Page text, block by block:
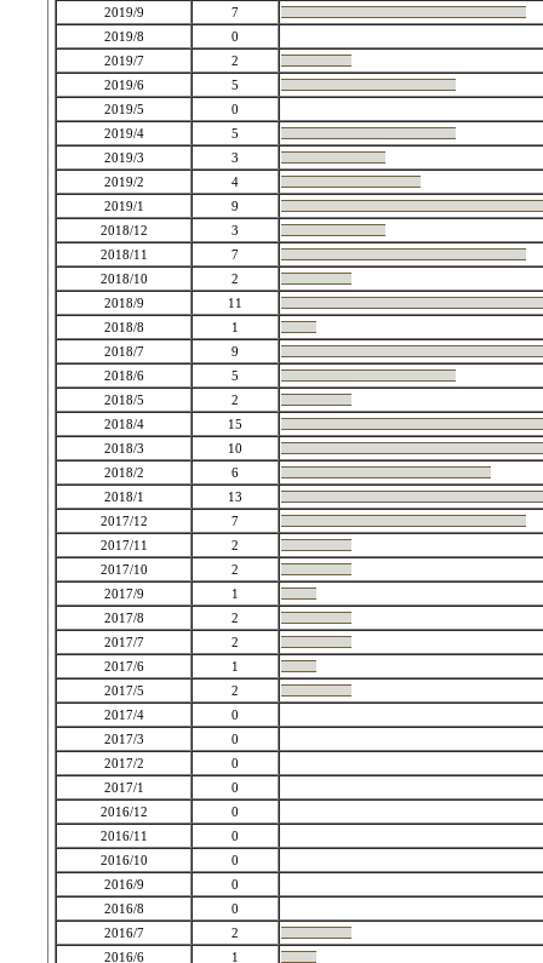
2019/9
7
2019/8
0
2019/7
2
2019/6
5
2019/5
0
2019/4
5
2019/3
3
2019/2
4
2019/1
9
2018/12
3
2018/11
7
2018/10
2
2018/9
11
2018/8
1
2018/7
9
2018/6
5
2018/5
2
2018/4
15
2018/3
10
2018/2
6
2018/1
13
2017/12
7
2017/11
2
2017/10
2
2017/9
1
2017/8
2
2017/7
2
2017/6
1
2017/5
2
2017/4
0
2017/3
0
2017/2
0
2017/1
0
2016/12
0
2016/11
0
2016/10
0
2016/9
0
2016/8
0
2016/7
2
2016/6
1